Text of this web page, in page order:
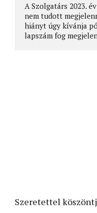
A Szolgatárs 2023.
nem tudott
hiányt úgy kívánja
lapszám fog
Szeretettel